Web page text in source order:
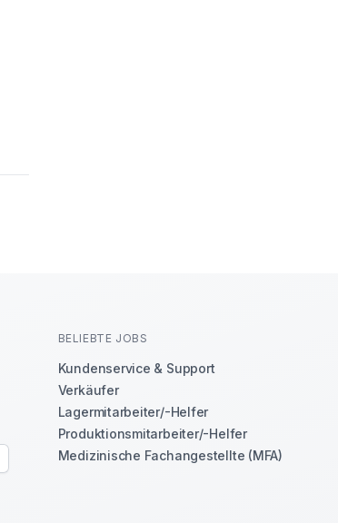
BELIEBTE JOBS
Kundenservice & Support
Verkäufer
Lagermitarbeiter/-Helfer
Produktionsmitarbeiter/-Helfer
Medizinische Fachangestellte (MFA)